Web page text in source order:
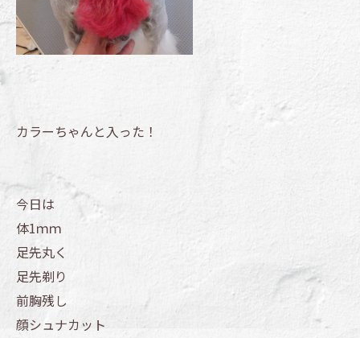
カラーちゃんと入った！
今日は
体1ｍｍ
足先丸く
足先剃り
前胸残し
顔シュナカット